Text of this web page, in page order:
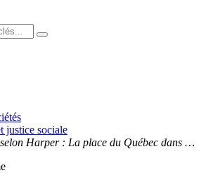
justice sociale
Harper : La place du Québec dans …